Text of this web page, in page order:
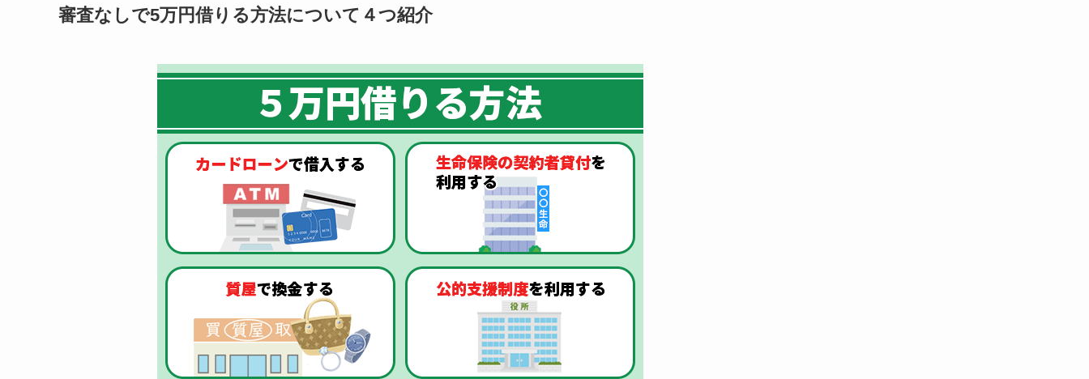
審査なしで5万円借りる方法について４つ紹介